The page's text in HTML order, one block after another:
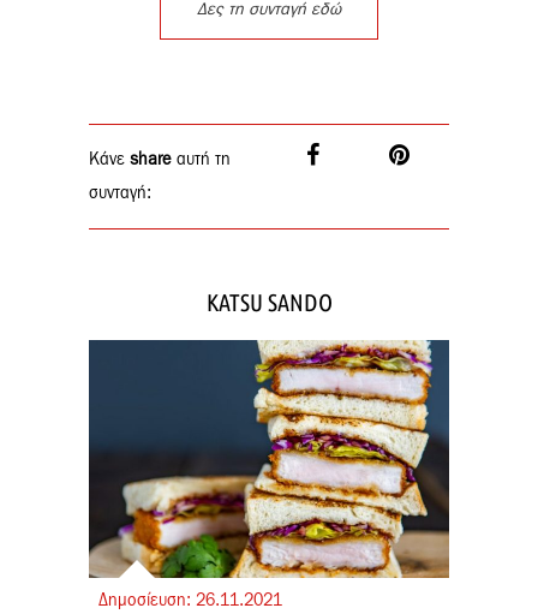
Δες τη συνταγή εδώ
Κάνε share αυτή τη
συνταγή:
KATSU SANDO
Δημοσίευση: 26.11.2021